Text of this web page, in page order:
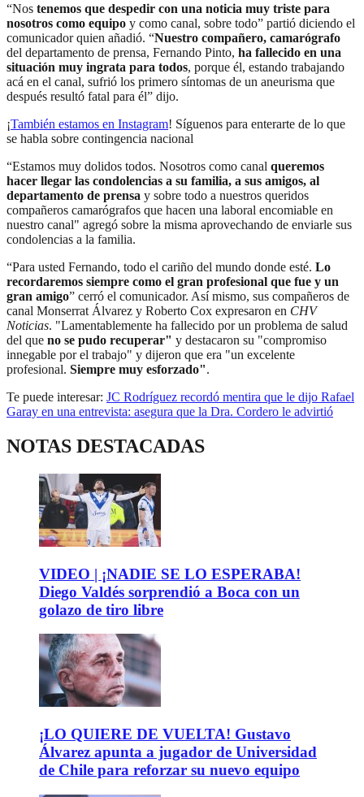
“Nos tenemos que despedir con una noticia muy triste para
nosotros como equipo y como canal, sobre todo” partió diciendo el
comunicador quien añadió. “Nuestro compañero, camarógrafo
del departamento de prensa, Fernando Pinto, ha fallecido en una
situación muy ingrata para todos, porque él, estando trabajando
acá en el canal, sufrió los primero síntomas de un aneurisma que
después resultó fatal para él” dijo.
¡También estamos en Instagram! Síguenos para enterarte de lo que
se habla sobre contingencia nacional
“Estamos muy dolidos todos. Nosotros como canal queremos
hacer llegar las condolencias a su familia, a sus amigos, al
departamento de prensa y sobre todo a nuestros queridos
compañeros camarógrafos que hacen una laboral encomiable en
nuestro canal" agregó sobre la misma aprovechando de enviarle sus
condolencias a la familia.
“Para usted Fernando, todo el cariño del mundo donde esté. Lo
recordaremos siempre como el gran profesional que fue y un
gran amigo” cerró el comunicador. Así mismo, sus compañeros de
canal Monserrat Álvarez y Roberto Cox expresaron en CHV
Noticias. "Lamentablemente ha fallecido por un problema de salud
del que no se pudo recuperar" y destacaron su "compromiso
innegable por el trabajo" y dijeron que era "un excelente
profesional. Siempre muy esforzado".
Te puede interesar: JC Rodríguez recordó mentira que le dijo Rafael
Garay en una entrevista: asegura que la Dra. Cordero le advirtió
NOTAS DESTACADAS
VIDEO | ¡NADIE SE LO ESPERABA!
Diego Valdés sorprendió a Boca con un
golazo de tiro libre
¡LO QUIERE DE VUELTA! Gustavo
Álvarez apunta a jugador de Universidad
de Chile para reforzar su nuevo equipo